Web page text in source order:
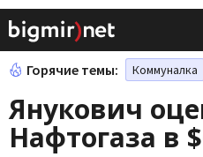
Горячие темы: Коммуналка
Янукович
Нафтогаза в